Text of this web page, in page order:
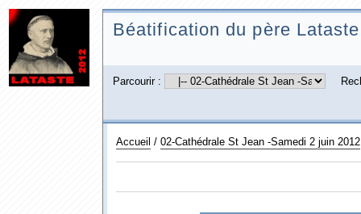
Béatification du père
Parcourir :
Accueil / 02-Cathédrale St Jean -Samedi 2 juin 2012